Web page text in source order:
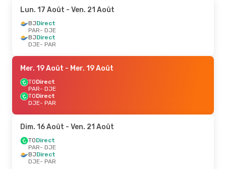
Lun. 17 Août - Ven. 21 Août
BJDirect
PAR- DJE
BJDirect
DJE- PAR
Mer. 19 Août - Mer. 19 Août
TODirect
PAR- DJE
TODirect
DJE- PAR
Dim. 16 Août - Ven. 21 Août
TODirect
PAR- DJE
BJDirect
DJE- PAR